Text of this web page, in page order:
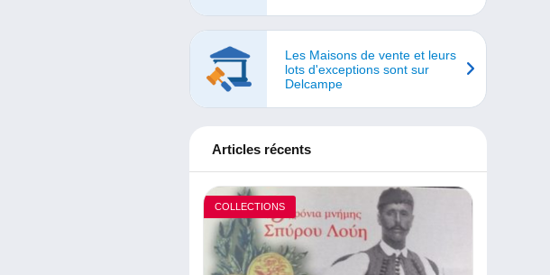
Les Maisons de vente et leurs
lots d'exceptions sont sur
Delcampe
Articles récents
COLLECTIONS